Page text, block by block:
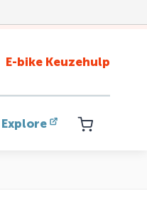
E-bike Keuzehulp